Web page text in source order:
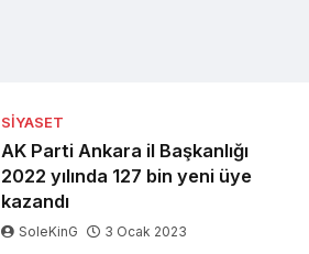
SIYASET
AK Parti Ankara il Başkanlığı
2022 yılında 127 bin yeni üye
kazandı
SoleKinG 3 Ocak 2023